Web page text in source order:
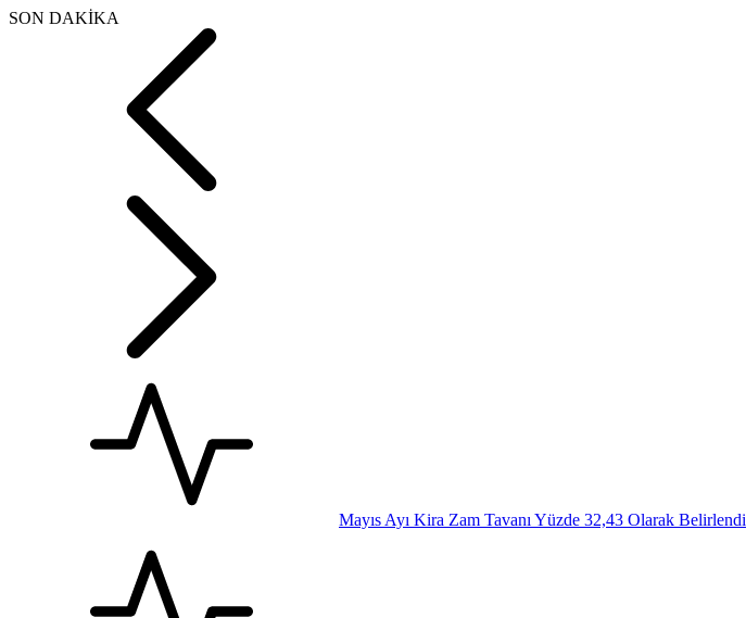
SON DAKİKA
Mayıs Ayı Kira Zam Tavanı Yüzde 32,43 Olarak Belirlendi